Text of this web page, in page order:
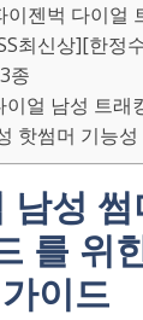
이젠벅 다이얼
최신상][한정
종
얼 남성 트래
핫썸머 기능
남성
를 위
가이드